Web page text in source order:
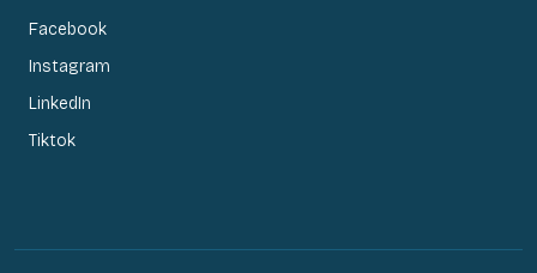
Facebook
Instagram
LinkedIn
Tiktok